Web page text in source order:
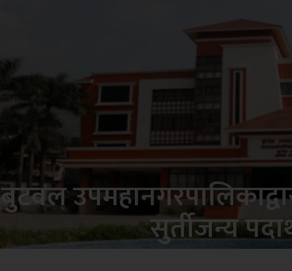
बुटवल
सुर्तीजन्य